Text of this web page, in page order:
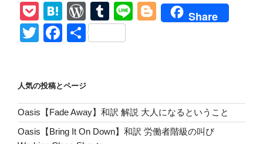
イ
ズ
メ
す
じ
感
P
o
ck
H
at
e
a
W
or
d
e
ss
T
u
m
Li
Bl
Share
T
er
F
e
b
o
共
人気の投稿とページ
Oasis【Fade Away】和訳 解説 大人になるということ
Oasis【Bring It On Down】和訳 労働者階級の叫び